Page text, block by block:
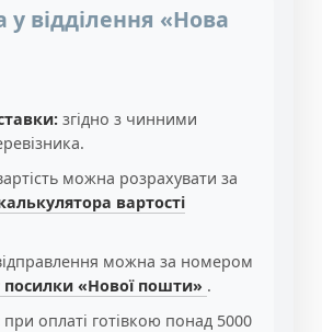
у відділення «Нова
згідно з чинними
можна розрахувати за
вартості
можна за номером
посилки «Нової пошти» .
при оплаті готівкою понад 5000